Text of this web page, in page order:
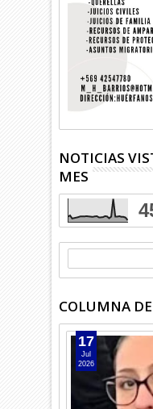
NOTICIAS
MES
COLUMNA
17
Jul
2026